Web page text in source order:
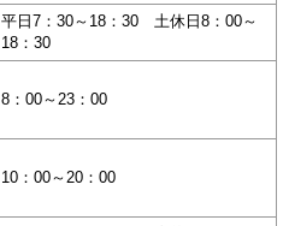
平日7：30～18：30 土休日8：00～
18：30
8：00～23：00
10：00～20：00